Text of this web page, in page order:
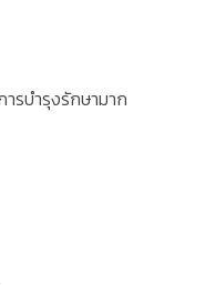
รบำรุงรักษามาก